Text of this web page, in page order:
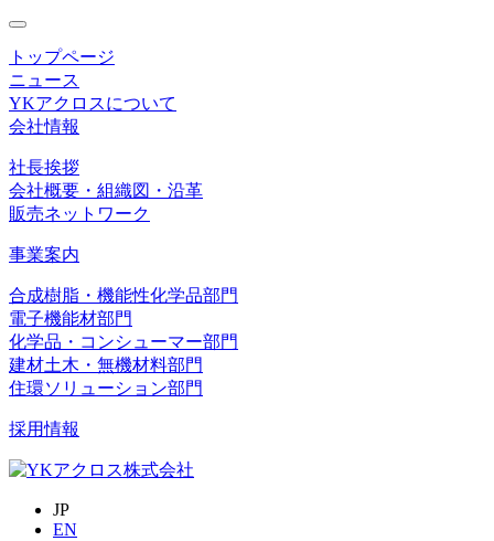
toggle
navigation
トップページ
ニュース
YKアクロスについて
会社情報
社長挨拶
会社概要・組織図・沿革
販売ネットワーク
事業案内
合成樹脂・機能性化学品部門
電子機能材部門
化学品・コンシューマー部門
建材土木・無機材料部門
住環ソリューション部門
採用情報
JP
EN